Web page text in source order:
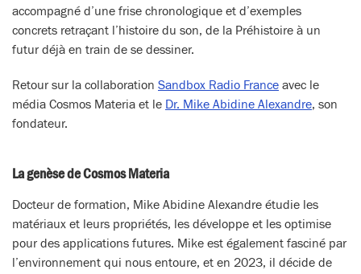
accompagné d’une frise chronologique et d’exemples
concrets retraçant l’histoire du son, de la Préhistoire à un
futur déjà en train de se dessiner.
Retour sur la collaboration Sandbox Radio France avec le
média Cosmos Materia et le Dr. Mike Abidine Alexandre, son
fondateur.
La genèse de Cosmos Materia
Docteur de formation, Mike Abidine Alexandre étudie les
matériaux et leurs propriétés, les développe et les optimise
pour des applications futures. Mike est également fasciné par
l’environnement qui nous entoure, et en 2023, il décide de